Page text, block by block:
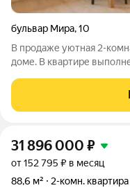
бульвар Мира,10
В продаже уютная 2-
доме. В квартире
на застекленную
на два окна, при
31 896 000 ₽
от 152 795 ₽ в месяц
88,6 м²
2-комн. квартира